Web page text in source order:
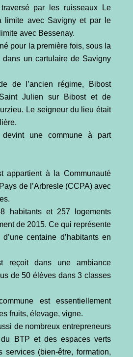
par les ruisseaux Le
limite avec Savigny et par le
avec Bessenay.
pour la première fois, sous la
dans un cartulaire de Savigny
de l’ancien régime, Bibost
Julien sur Bibost et de
Le seigneur du lieu était
une commune à part
appartient à la Communauté
de l’Arbresle (CCPA) avec
habitants et 257 logements
de 2015. Ce qui représente
centaine d’habitants en
reçoit dans une ambiance
de 50 élèves dans 3 classes
est essentiellement
fruits, élevage, vigne.
de nombreux entrepreneurs
BTP et des espaces verts
(bien-être, formation,